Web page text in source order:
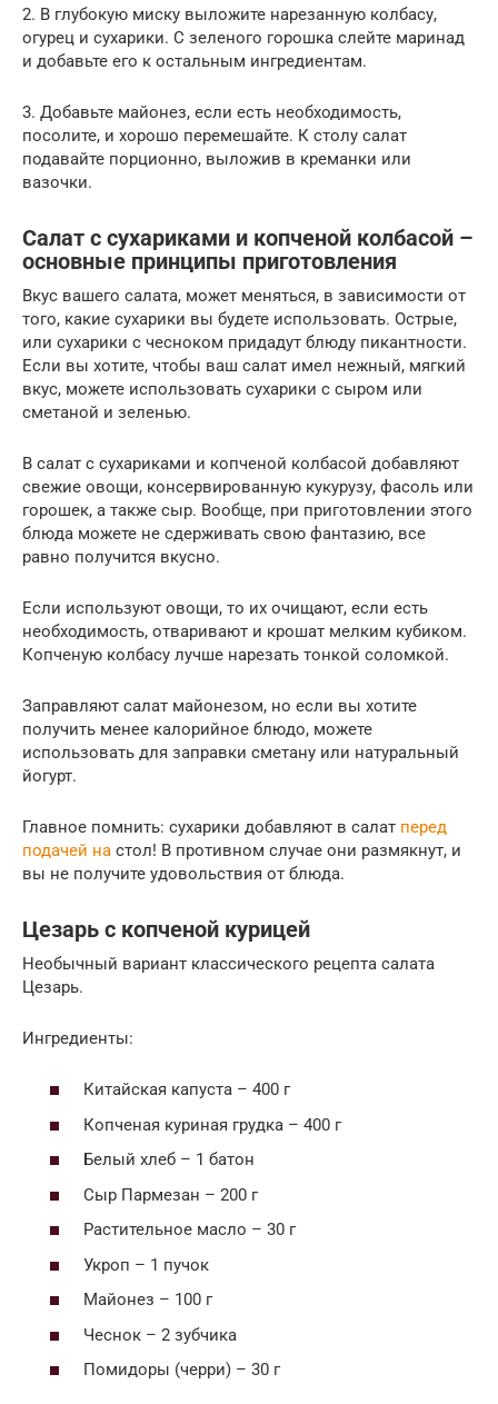
2. В глубокую миску выложите нарезанную колбасу,
огурец и сухарики. С зеленого горошка слейте маринад
и добавьте его к остальным ингредиентам.
3. Добавьте майонез, если есть необходимость,
посолите, и хорошо перемешайте. К столу салат
подавайте порционно, выложив в креманки или
вазочки.
Салат с сухариками и копченой колбасой –
основные принципы приготовления
Вкус вашего салата, может меняться, в зависимости от
того, какие сухарики вы будете использовать. Острые,
или сухарики с чесноком придадут блюду пикантности.
Если вы хотите, чтобы ваш салат имел нежный, мягкий
вкус, можете использовать сухарики с сыром или
сметаной и зеленью.
В салат с сухариками и копченой колбасой добавляют
свежие овощи, консервированную кукурузу, фасоль или
горошек, а также сыр. Вообще, при приготовлении этого
блюда можете не сдерживать свою фантазию, все
равно получится вкусно.
Если используют овощи, то их очищают, если есть
необходимость, отваривают и крошат мелким кубиком.
Копченую колбасу лучше нарезать тонкой соломкой.
Заправляют салат майонезом, но если вы хотите
получить менее калорийное блюдо, можете
использовать для заправки сметану или натуральный
йогурт.
Главное помнить: сухарики добавляют в салат перед
подачей на стол! В противном случае они размякнут, и
вы не получите удовольствия от блюда.
Цезарь с копченой курицей
Необычный вариант классического рецепта салата
Цезарь.
Ингредиенты:
Китайская капуста – 400 г
Копченая куриная грудка – 400 г
Белый хлеб – 1 батон
Сыр Пармезан – 200 г
Растительное масло – 30 г
Укроп – 1 пучок
Майонез – 100 г
Чеснок – 2 зубчика
Помидоры (черри) – 30 г